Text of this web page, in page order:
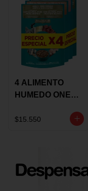
4 ALIMENTO
HUMEDO ONE
85 GRS
$15.550